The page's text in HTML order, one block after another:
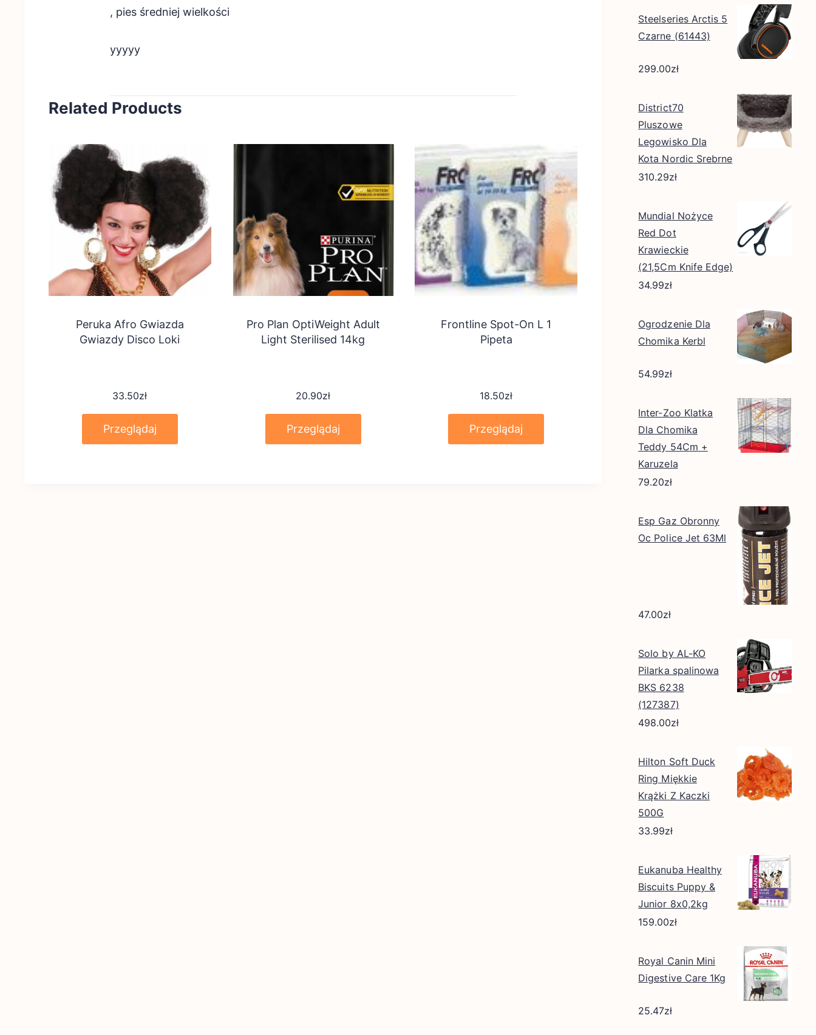
, pies średniej wielkości
yyyyy
Related Products
Peruka Afro Gwiazda
Gwiazdy Disco Loki
33.50zł
Przeglądaj
Pro Plan OptiWeight Adult
Light Sterilised 14kg
20.90zł
Przeglądaj
Frontline Spot-On L 1
Pipeta
18.50zł
Przeglądaj
Steelseries Arctis 5
Czarne (61443)
299.00zł
District70
Pluszowe
Legowisko Dla
Kota Nordic Srebrne
310.29zł
Mundial Nożyce
Red Dot
Krawieckie
(21,5Cm Knife Edge)
34.99zł
Ogrodzenie Dla
Chomika Kerbl
54.99zł
Inter-Zoo Klatka
Dla Chomika
Teddy 54Cm +
Karuzela
79.20zł
Esp Gaz Obronny
Oc Police Jet 63Ml
47.00zł
Solo by AL-KO
Pilarka spalinowa
BKS 6238
(127387)
498.00zł
Hilton Soft Duck
Ring Miękkie
Krążki Z Kaczki
500G
33.99zł
Eukanuba Healthy
Biscuits Puppy &
Junior 8x0,2kg
159.00zł
Royal Canin Mini
Digestive Care 1Kg
25.47zł